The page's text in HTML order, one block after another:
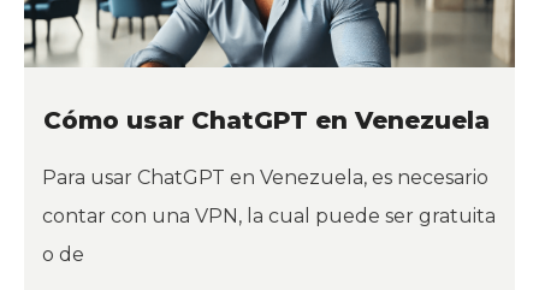
Cómo usar ChatGPT en Venezuela
Para usar ChatGPT en Venezuela, es necesario
contar con una VPN, la cual puede ser gratuita
o de